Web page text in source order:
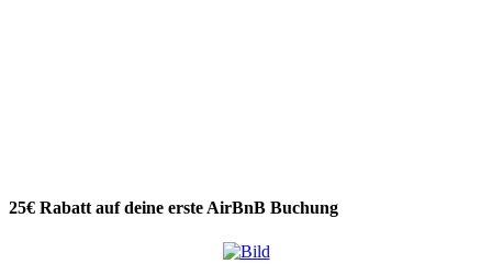
25€ Rabatt auf deine erste AirBnB Buchung